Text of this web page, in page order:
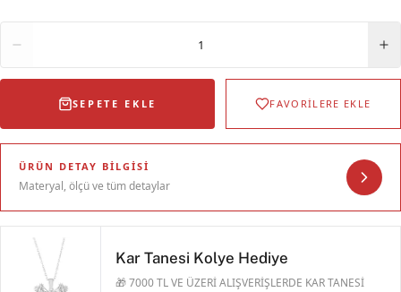
1
SEPETE EKLE FAVORİLERE EKLE
ÜRÜN DETAY BILGISI
Materyal, ölçü ve tüm detaylar
Kar Tanesi Kolye Hediye
🎁 7000 TL VE ÜZERİ ALIŞVERİŞLERDE KAR TANESİ